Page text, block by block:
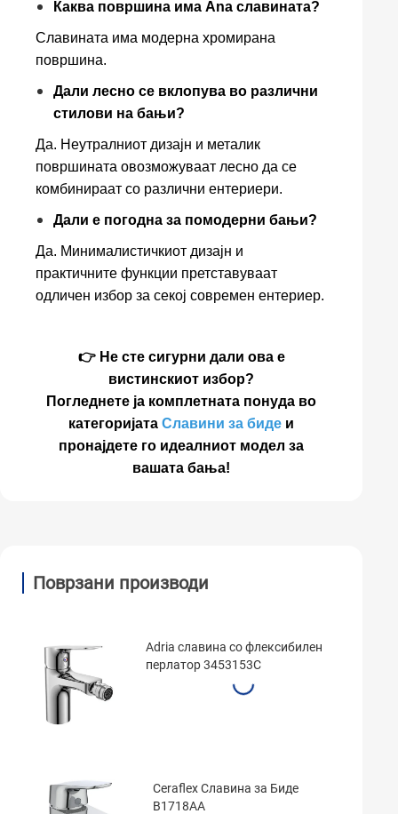
Каква површина има Ana славината?
Славината има модерна хромирана
површина.
Дали лесно се вклопува во различни
стилови на бањи?
Да. Неутралниот дизајн и металик
површината овозможуваат лесно да се
комбинираат со различни ентериери.
Дали е погодна за помодерни бањи?
Да. Минималистичкиот дизајн и
практичните функции претставуваат
одличен избор за секој современ ентериер.
👉 Не сте сигурни дали ова е
вистинскиот избор?
Погледнете ја комплетната понуда во
категоријата Славини за биде и
пронајдете го идеалниот модел за
вашата бања!
Поврзани производи
Adria славина со флексибилен
перлатор 3453153C
Ceraflex Славина за Биде
B1718AA